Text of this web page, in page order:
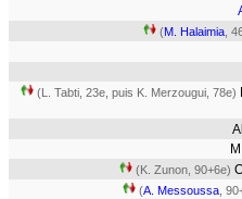
(M. Halaimia ,
(L. Tabti, 23e, puis K. Merzougui, 78e)
(K. Zunon, 90+6e)
(A. Messoussa ,